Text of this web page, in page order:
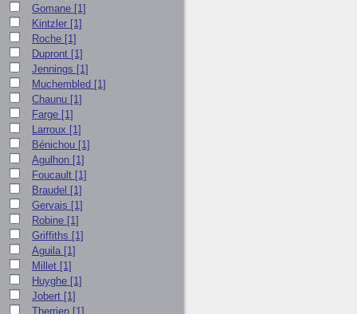
Gomane [1]
Kintzler [1]
Roche [1]
Dupront [1]
Jennings [1]
Muchembled [1]
Chaunu [1]
Farge [1]
Larroux [1]
Bénichou [1]
Agulhon [1]
Foucault [1]
Braudel [1]
Gervais [1]
Robine [1]
Griffiths [1]
Aguila [1]
Millet [1]
Huyghe [1]
Jobert [1]
Therrien [1]